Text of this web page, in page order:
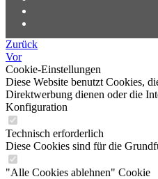
Zurück
Vor
Cookie-Einstellungen
Diese Website benutzt Cookies,
Direktwerbung dienen oder die
Konfiguration
Technisch erforderlich
Diese Cookies sind für die
"Alle Cookies ablehnen" Cookie